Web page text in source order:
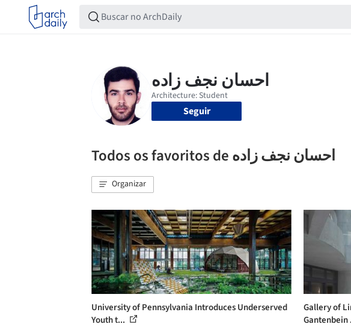
Seguir
Todos os favoritos de احسان نجف زاده
Organizar
University of Pennsylvania Introduces Underserved
Youth t...
Gallery of
Gantenbein